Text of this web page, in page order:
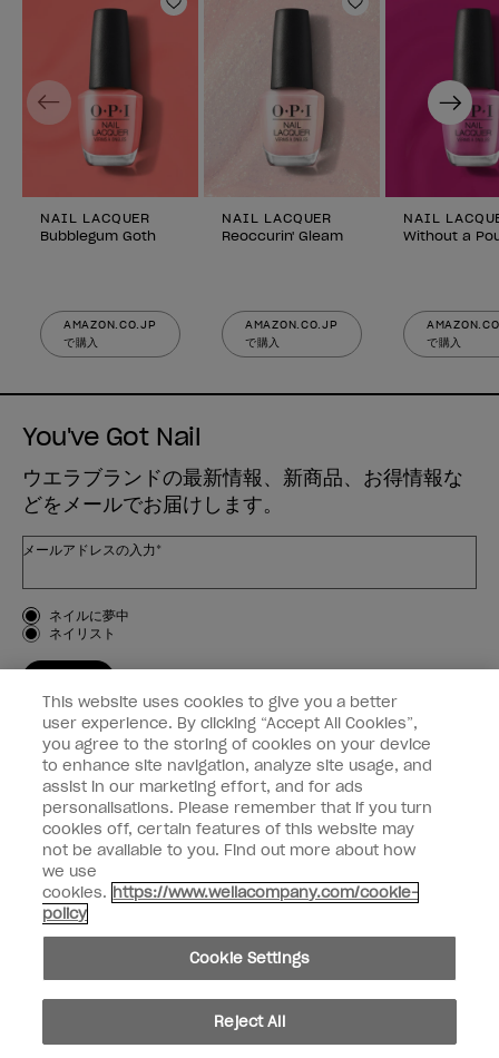
ほしいものリストに追加
NAIL LACQUER
Bubblegum Goth
AMAZON.CO.JP
で購入
ほしいものリス
NAIL LACQUER
Reoccurin' Gleam
AMAZON.CO.JP
で購入
NAIL
Without a
で購入
Previous Next
You've Got Nail
ウエラブランドの最新情報、新商品、お得情報な
どをメールでお届けします。
メールアドレスの入力*
お客様のタイプ
ネイルに夢中
ネイリスト
OPI
個人情報の取り扱い
facebookinstagram
個人情報を共有または販売しないでください
© Copyright 2024, Wella Operations US LLC, 無断複写・転載を禁じます。
This website uses cookies to give you a better
user experience. By clicking “Accept All Cookies”,
you agree to the storing of cookies on your device
to enhance site navigation, analyze site usage, and
assist in our marketing effort, and for ads
personalisations. Please remember that if you turn
cookies off, certain features of this website may
not be available to you. Find out more about how
we use
cookies. https://www.wellacompany.com/cookie-
policy
Cookie Settings
Reject All